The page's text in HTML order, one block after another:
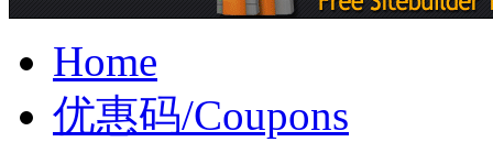
Home
优惠码/Coupons